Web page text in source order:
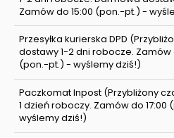
Zamów do 15:00 (pon.-pt.) -
Przesyłka kurierska DPD
dostawy 1-2 dni robocze. Zamów
(pon.-pt.) - wyślemy dziś!)
Paczkomat Inpost(Przybliżony
1 dzień roboczy. Zamów do 17:00
wyślemy dziś!)